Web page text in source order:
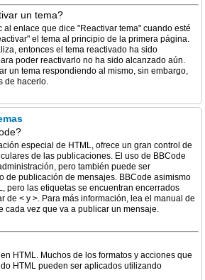
un tema?
al enlace que dice "Reactivar tema" cuando esté
el tema al principio de la primera página.
entonces el tema reactivado ha sido
poder reactivarlo no ha sido alcanzado aún.
un tema respondiendo al mismo, sin embargo,
de hacerlo.
especial de HTML, ofrece un gran control de
de las publicaciones. El uso de BBCode
pero también puede ser
de publicación de mensajes. BBCode asimismo
pero las etiquetas se encuentran encerrados
de < y >. Para más información, lea el manual de
cada vez que va a publicar un mensaje.
HTML. Muchos de los formatos y acciones que
HTML pueden ser aplicados utilizando